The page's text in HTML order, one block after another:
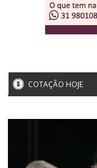
COTAÇÃO HOJE